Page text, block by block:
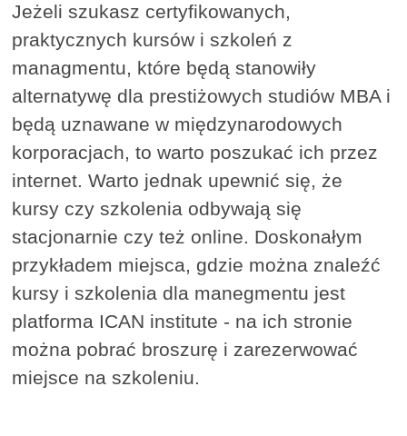
Jeżeli szukasz certyfikowanych,
praktycznych kursów i szkoleń z
managmentu, które będą stanowiły
alternatywę dla prestiżowych studiów MBA i
będą uznawane w międzynarodowych
korporacjach, to warto poszukać ich przez
internet. Warto jednak upewnić się, że
kursy czy szkolenia odbywają się
stacjonarnie czy też online. Doskonałym
przykładem miejsca, gdzie można znaleźć
kursy i szkolenia dla manegmentu jest
platforma ICAN institute - na ich stronie
można pobrać broszurę i zarezerwować
miejsce na szkoleniu.